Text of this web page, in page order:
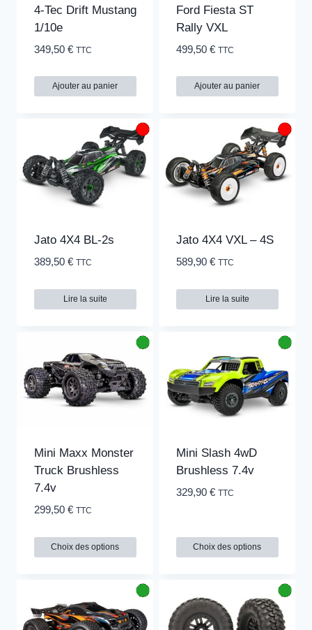
4-Tec Drift Mustang
1/10e
349,50 € TTC
Ajouter au panier
Ford Fiesta ST
Rally VXL
499,50 € TTC
Ajouter au panier
Jato 4X4 BL-2s
389,50 € TTC
Lire la suite
Jato 4X4 VXL – 4S
589,90 € TTC
Lire la suite
Mini Maxx Monster
Truck Brushless
7.4v
299,50 € TTC
Choix des options
plusieurs
Mini Slash 4wD
Brushless 7.4v
329,90 € TTC
Choix des options
a
plusieurs